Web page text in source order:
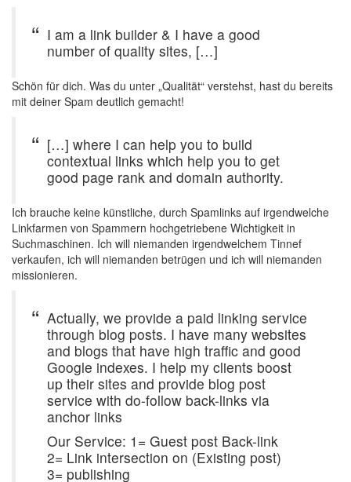
I am a link builder & I have a good
number of quality sites, […]
Schön für dich. Was du unter „Qualität“ verstehst, hast du bereits
mit deiner Spam deutlich gemacht!
[…] where I can help you to build
contextual links which help you to get
good page rank and domain authority.
Ich brauche keine künstliche, durch Spamlinks auf irgendwelche
Linkfarmen von Spammern hochgetriebene Wichtigkeit in
Suchmaschinen. Ich will niemanden irgendwelchem Tinnef
verkaufen, ich will niemanden betrügen und ich will niemanden
missionieren.
Actually, we provide a paid linking service
through blog posts. I have many websites
and blogs that have high traffic and good
Google indexes. I help my clients boost
up their sites and provide blog post
service with do-follow back-links via
anchor links
Our Service: 1= Guest post Back-link
2= Link intersection on (Existing post)
3= publishing